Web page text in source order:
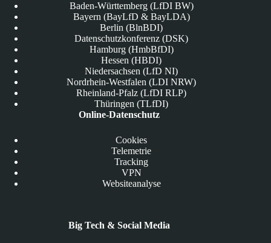
Baden-Württemberg (LfDI BW)
Bayern (BayLfD & BayLDA)
Berlin (BlnBDI)
Datenschutzkonferenz (DSK)
Hamburg (HmbBfDI)
Hessen (HBDI)
Niedersachsen (LfD NI)
Nordrhein-Westfalen (LDI NRW)
Rheinland-Pfalz (LfDI RLP)
Thüringen (TLfDI)
Online-Datenschutz
Cookies
Telemetrie
Tracking
VPN
Websiteanalyse
Big Tech & Social Media